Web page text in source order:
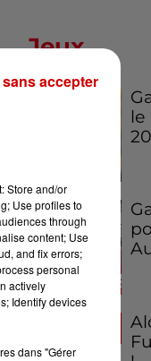
Jeux
le
Store and/or
Use profiles to
through
content; Use
and fix errors;
personal
actively
Identify devices
dans "Gérer
accepter